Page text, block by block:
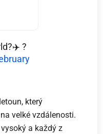
?
který
velké vzdálenosti.
a každý z